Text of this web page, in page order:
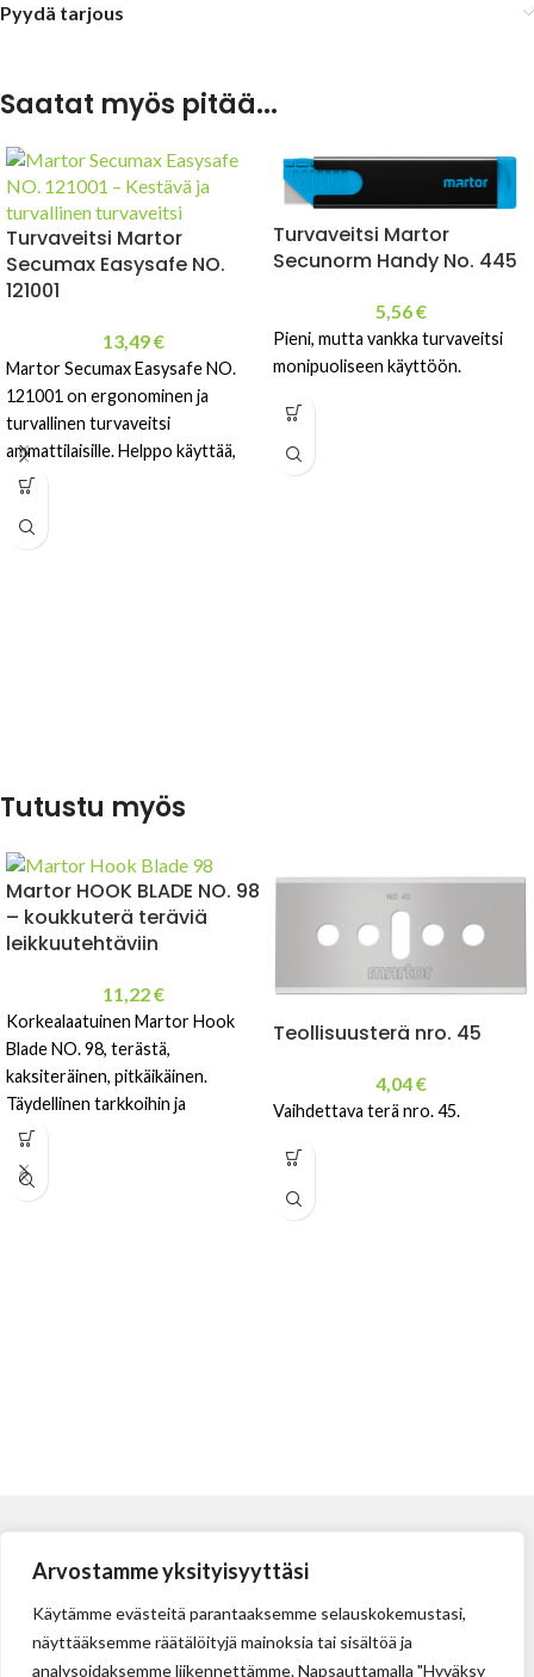
Arvostamme yksityisyyttäsi
Käytämme evästeitä parantaaksemme selauskokemustasi,
näyttääksemme räätälöityjä mainoksia tai sisältöä ja
analysoidaksemme liikennettämme. Napsauttamalla "Hyväksy
Pyydä tarjous
Saatat myös pitää...
Turvaveitsi Martor
Secumax Easysafe NO.
121001
13,49€
Martor Secumax Easysafe NO.
121001 on ergonominen ja
turvallinen turvaveitsi
ammattilaisille. Helppo käyttää,
vähentää tapaturmia ja sopii
pakkausteollisuuteen ja yleiseen
Turvaveitsi Martor
Secunorm Handy No. 445
5,56€
Pieni, mutta vankka turvaveitsi
monipuoliseen käyttöön.
Tutustu myös
Martor HOOK BLADE NO. 98
– koukkuterä teräviä
leikkuutehtäviin
11,22€
Korkealaatuinen Martor Hook
Blade NO. 98, terästä,
kaksiteräinen, pitkäikäinen.
Täydellinen tarkkoihin ja
turvallisiin leikkuutehtäviin.
Paksuus: 0,63 mm
Teollisuusterä nro. 45
4,04€
Vaihdettava terä nro. 45.